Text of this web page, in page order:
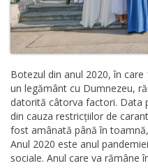
Botezul din anul 2020, în
un legământ cu Dumnezeu,
datorită câtorva factori. Data
din cauza restricțiilor de
fost amânată până în
Anul 2020 este anul
sociale. Anul care va rămâne